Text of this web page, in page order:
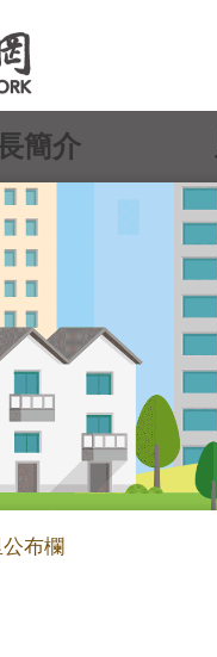
簡介
布欄